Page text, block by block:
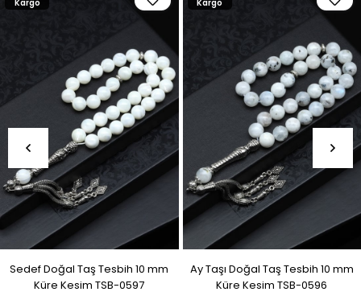
Sedef Doğal Taş Tesbih 10 mm
Küre Kesim TSB-0597
Kargo
Ay Taşı Doğal Taş Tesbih 10 mm
Küre Kesim TSB-0596
Kargo